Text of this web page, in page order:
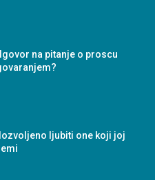
na pitanje o proscu
ljubiti one koji joj